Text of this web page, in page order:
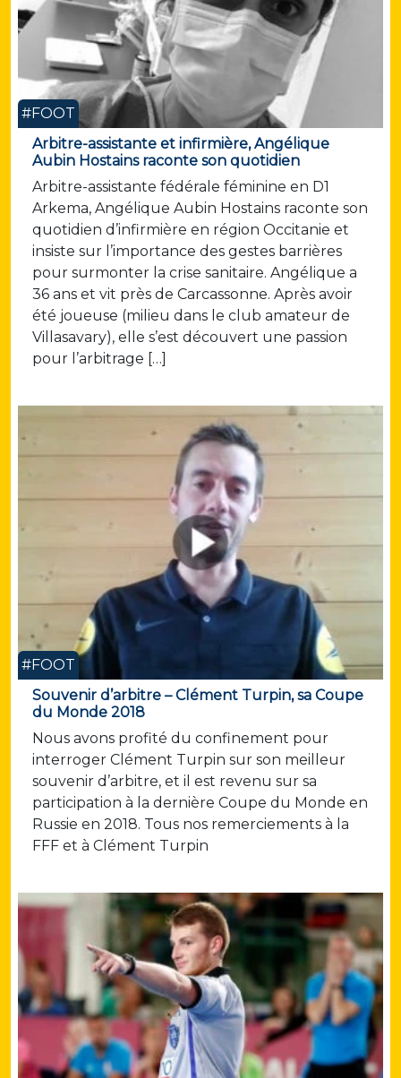
#FOOT
Arbitre-assistante et infirmière, Angélique
Aubin Hostains raconte son quotidien
Arbitre-assistante fédérale féminine en D1
Arkema, Angélique Aubin Hostains raconte son
quotidien d’infirmière en région Occitanie et
insiste sur l’importance des gestes barrières
pour surmonter la crise sanitaire. Angélique a
36 ans et vit près de Carcassonne. Après avoir
été joueuse (milieu dans le club amateur de
Villasavary), elle s’est découvert une passion
pour l’arbitrage […]
#FOOT
Souvenir d’arbitre – Clément Turpin, sa Coupe
du Monde 2018
Nous avons profité du confinement pour
interroger Clément Turpin sur son meilleur
souvenir d’arbitre, et il est revenu sur sa
participation à la dernière Coupe du Monde en
Russie en 2018. Tous nos remerciements à la
FFF et à Clément Turpin